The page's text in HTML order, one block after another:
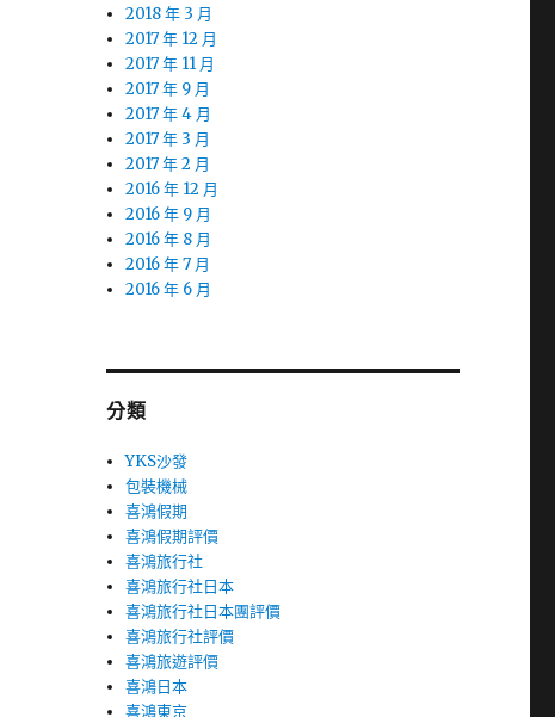
2018 年 3 月
2017 年 12 月
2017 年 11 月
2017 年 9 月
2017 年 4 月
2017 年 3 月
2017 年 2 月
2016 年 12 月
2016 年 9 月
2016 年 8 月
2016 年 7 月
2016 年 6 月
分類
YKS沙發
包裝機械
喜鴻假期
喜鴻假期評價
喜鴻旅行社
喜鴻旅行社日本
喜鴻旅行社日本團評價
喜鴻旅行社評價
喜鴻旅遊評價
喜鴻日本
喜鴻東京